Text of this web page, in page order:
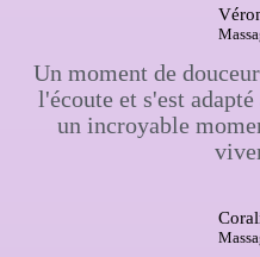
Un moment de
l'écoute et s'est
un incroyable